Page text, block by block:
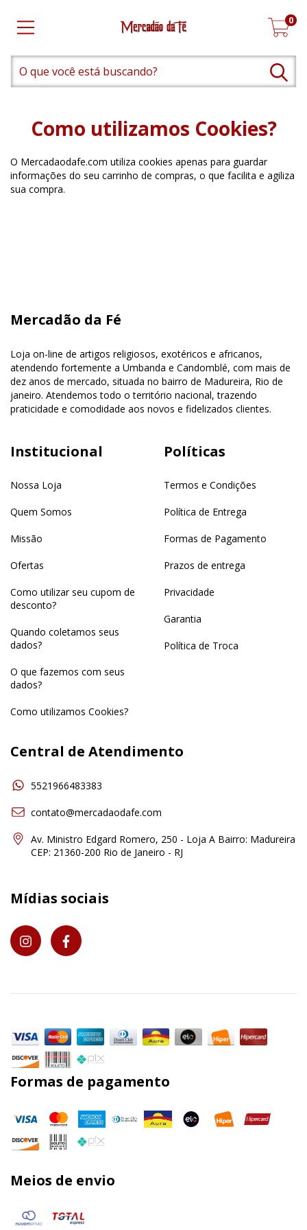
0
Como utilizamos Cookies?
O Mercadaodafe.com utiliza cookies apenas para guardar
informações do seu carrinho de compras, o que facilita e agiliza
sua compra.
Mercadão da Fé
Loja on-line de artigos religiosos, exotéricos e africanos,
atendendo fortemente a Umbanda e Candomblé, com mais de
dez anos de mercado, situada no bairro de Madureira, Rio de
janeiro. Atendemos todo o território nacional, trazendo
praticidade e comodidade aos novos e fidelizados clientes.
Institucional
Nossa Loja
Quem Somos
Missão
Ofertas
Como utilizar seu cupom de
desconto?
Quando coletamos seus
dados?
O que fazemos com seus
dados?
Como utilizamos Cookies?
Políticas
Termos e Condições
Política de Entrega
Formas de Pagamento
Prazos de entrega
Privacidade
Garantia
Política de Troca
Central de Atendimento
5521966483383
contato@mercadaodafe.com
Av. Ministro Edgard Romero, 250 - Loja A Bairro: Madureira
CEP: 21360-200 Rio de Janeiro - RJ
Mídias sociais
Formas de pagamento
Meios de envio